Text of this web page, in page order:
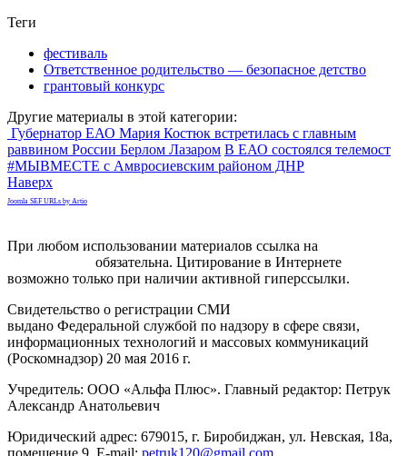
Теги
фестиваль
Ответственное родительство — безопасное детство
грантовый конкурс
Другие материалы в этой категории:
Губернатор ЕАО Мария Костюк встретилась с главным
раввином России Берлом Лазаром В ЕАО состоялся телемост
#МЫВМЕСТЕ с Амвросиевским районом ДНР
Наверх
Joomla SEF URLs by Artio
При любом использовании материалов ссылка на
обязательна. Цитирование в Интернете
возможно только при наличии активной гиперссылки.
Свидетельство о регистрации СМИ
выдано Федеральной службой по надзору в сфере связи,
информационных технологий и массовых коммуникаций
(Роскомнадзор) 20 мая 2016 г.
Учредитель: ООО «Альфа Плюс». Главный редактор: Петрук
Александр Анатольевич
Юридический адрес: 679015, г. Биробиджан, ул. Невская, 18а,
помещение 9. E-mail: petruk120@gmail.com